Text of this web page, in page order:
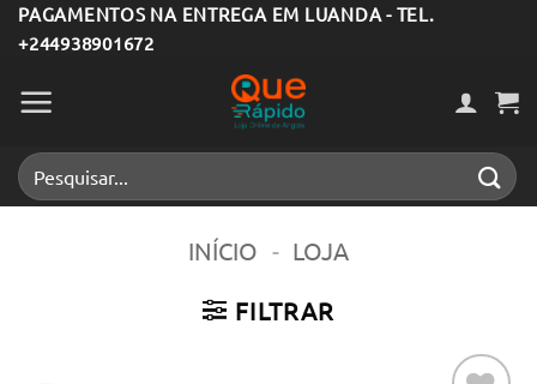
Skip
to
content
PAGAMENTOS NA ENTREGA EM LUANDA - TEL.
+244938901672
Pesquisar
por:
INÍCIO - LOJA
FILTRAR